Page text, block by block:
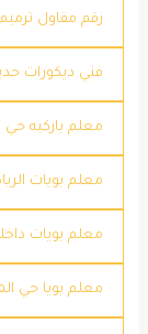
رقم مقاول
فني ديكورات
معلم باركيه
معلم بويات
معلم بويات
معلم بويا حي